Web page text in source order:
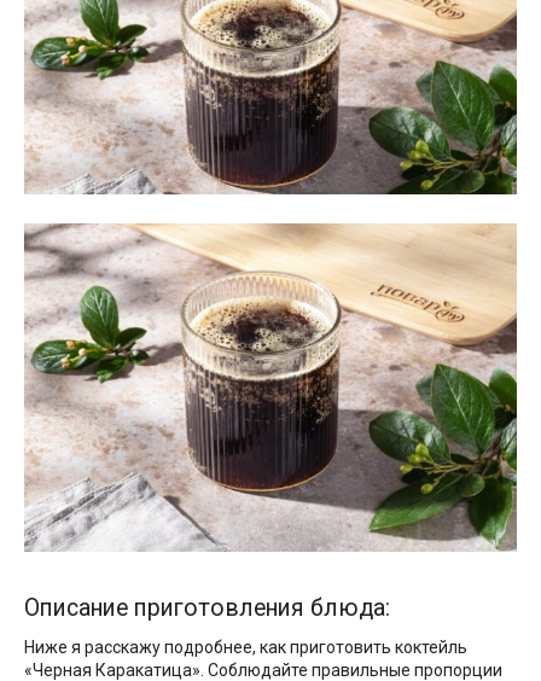
Описание приготовления блюда:
Ниже я расскажу подробнее, как приготовить коктейль
«Черная Каракатица». Соблюдайте правильные пропорции